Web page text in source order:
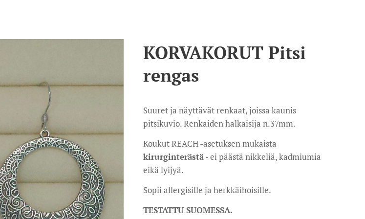
KORVAKORUT Pitsi
rengas
Suuret ja näyttävät renkaat, joissa kaunis
pitsikuvio. Renkaiden halkaisija n.37mm.
Koukut REACH -asetuksen mukaista
kirurginterästä- ei päästä nikkeliä, kadmiumia
eikä lyijyä.
Sopii allergisille ja herkkäihoisille.
TESTATTU SUOMESSA.